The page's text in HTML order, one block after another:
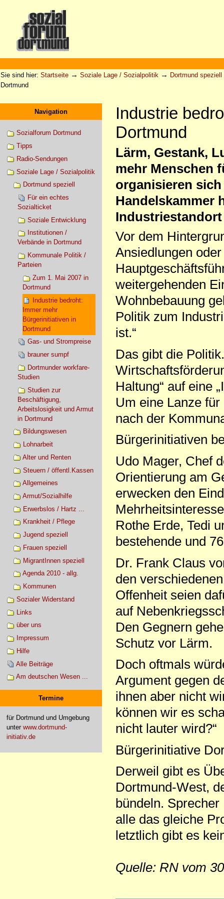
Werkzeuge
Sie sind hier: Startseite → Soziale Lage / Sozialpolitik → Dortmund speziell
Dortmund
Navigation
Sozialforum Dortmund
Tipps
Radio-Sendungen
Soziale Lage / Sozialpolitik
Dortmund speziell
Für ein echtes
Sozialticket
Soziale Entwicklung
Institutionen /
Verbände in Dortmund
Kommunale Politik /
Parteien
Zum 1. Mai 2007 in
Dortmund
Industrie bedroht:
Immer mehr
Bürgerinitiativen in
Dortmund
Gas- und Strompreise
brauner sumpf
Dortmunder workfare-
Studien
Studien zur
Beschäftigung,
Arbeitslosigkeit und Armut
in Dortmund
Bildungswesen
Lohnarbeit
Alter und Renten
Steuern / öffentl.Kassen
Allgemeines
Armut/Sozialhilfe
Erwerbslos / Hartz ...
Krankheit / Pflege
Jugend speziell
Frauen speziell
MigrantInnen speziell
Agenda 2010 - allg.
Kommunen
Sozialer Widerstand
Links
über uns
Impressum
Hilfe
Alle Beiträge
Am deutschen Wesen ...
Termine
für Dortmund und Umgebung
unter www.dortmund-
initiativ.de
Industrie
Dortmund
Lärm, Gestank,
mehr Menschen
organisieren
Handelskammer
Vor dem
Ansiedlungen
weitergehenden
Wohnbebauung
Politik zum
ist.“
Das gibt die
Haltung“ auf eine
Um eine Lanze
nach der
Bürgerinitiativen
Udo Mager, Chef
Orientierung am
erwecken den
Rothe Erde, Tedi
bestehende und
Dr. Frank Claus
den
Offenheit seien
auf
Den Gegnern
Schutz vor Lärm.
Doch oftmals
Argument gegen
ihnen aber nicht
können wir es
nicht lauter wird?“
Bürgerinitiative
Derweil gibt es
Dortmund-West,
bündeln.
alle das gleiche
letztlich gibt es
Quelle: RN vom